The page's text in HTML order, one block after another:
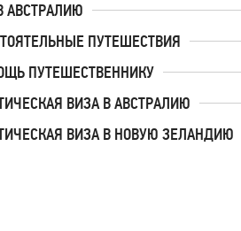
АВСТРАЛИЮ
ПУТЕШЕСТВИЯ
ПУТЕШЕСТВЕННИКУ
ВИЗА В АВСТРАЛИЮ
ВИЗА В НОВУЮ ЗЕЛАНДИЮ